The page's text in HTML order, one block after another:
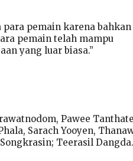
pemain karena
pemain telah mampu
yang luar biasa.”
Pawee
Sarach Yooyen,
Teerasil Dangda.